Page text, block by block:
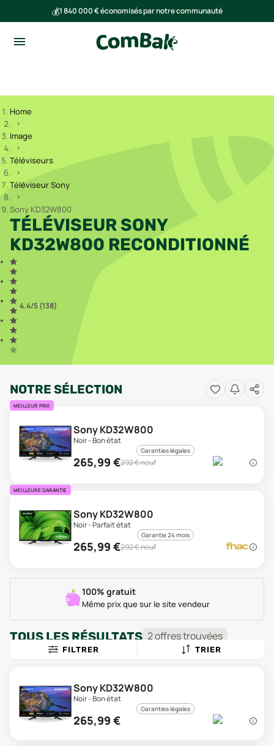
💰1 840 000 € économisés par notre communauté
Home
Image
Téléviseurs
Téléviseur Sony
Sony KD32W800
TÉLÉVISEUR SONY
KD32W800 RECONDITIONNÉ
4.4/5 (138)
NOTRE SÉLECTION
MEILLEUR PRIX
Sony KD32W800
Noir - Bon état
Garanties légales
265,99 €292€ neuf
MEILLEURE GARANTIE
Sony KD32W800
Noir - Parfait état
Garantie 24 mois
265,99 €292€ neuf
100% gratuit
Même prix que sur le site vendeur
TOUS LES RÉSULTATS 2offrestrouvées
FILTRER TRIER
Sony KD32W800
Noir - Bon état
Garanties légales
265,99 €